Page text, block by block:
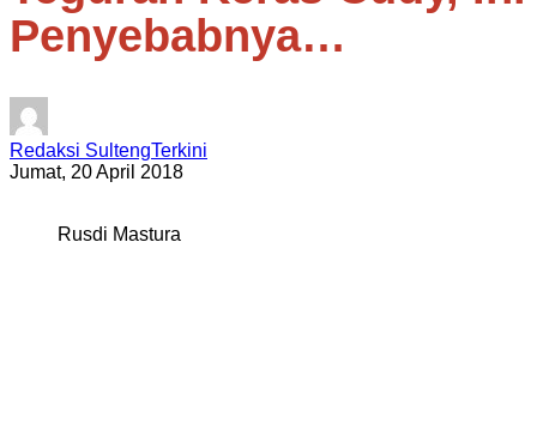
Penyebabnya…
Redaksi SultengTerkini
Jumat, 20 April 2018
Rusdi Mastura